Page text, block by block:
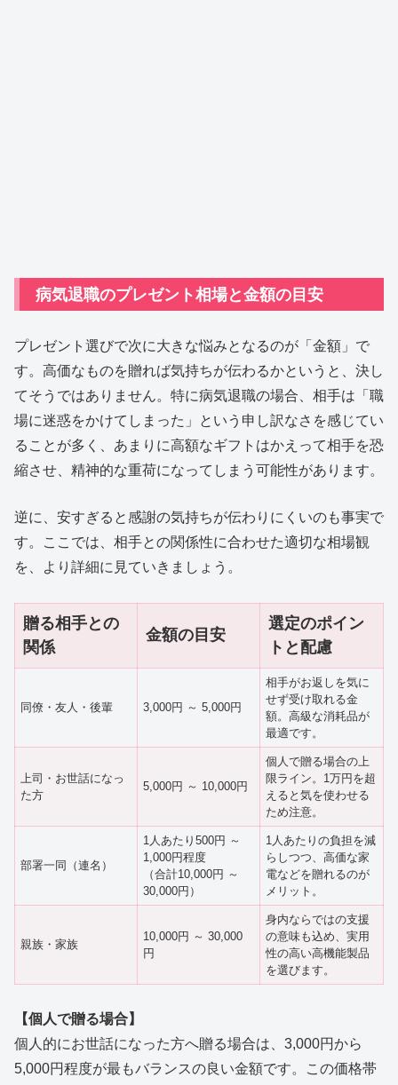
病気退職のプレゼント相場と金額の目安
プレゼント選びで次に大きな悩みとなるのが「金額」で
す。高価なものを贈れば気持ちが伝わるかというと、決し
てそうではありません。特に病気退職の場合、相手は「職
場に迷惑をかけてしまった」という申し訳なさを感じてい
ることが多く、あまりに高額なギフトはかえって相手を恐
縮させ、精神的な重荷になってしまう可能性があります。
逆に、安すぎると感謝の気持ちが伝わりにくいのも事実で
す。ここでは、相手との関係性に合わせた適切な相場観
を、より詳細に見ていきましょう。
贈る相手との
関係
金額の目安
選定のポイン
トと配慮
同僚・友人・後輩 3,000円 ～ 5,000円
相手がお返しを気に
せず受け取れる金
額。高級な消耗品が
最適です。
上司・お世話になっ
た方
5,000円 ～ 10,000円
個人で贈る場合の上
限ライン。1万円を超
えると気を使わせる
ため注意。
部署一同（連名）
1人あたり500円 ～
1,000円程度
（合計10,000円 ～
30,000円）
1人あたりの負担を減
らしつつ、高価な家
電などを贈れるのが
メリット。
親族・家族
10,000円 ～ 30,000
円
身内ならではの支援
の意味も込め、実用
性の高い高機能製品
を選びます。
【個人で贈る場合】
個人的にお世話になった方へ贈る場合は、3,000円から
5,000円程度が最もバランスの良い金額です。この価格帯